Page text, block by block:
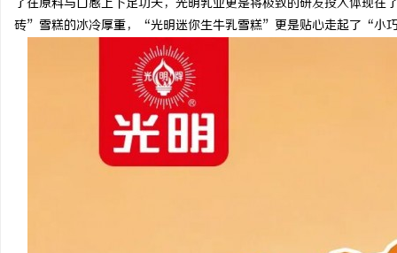
了在原料与口感上下足功夫，光明乳业更是将极致的研发投入体现
砖”雪糕的冰冷厚重，“光明迷你生牛乳雪糕”更是贴心走起了“小